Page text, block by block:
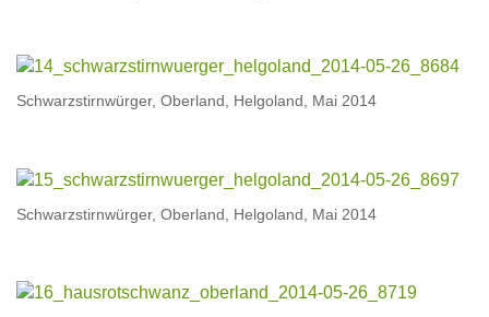
Schwarzstirnwürger, Oberland, Helgoland, Mai 2014
Schwarzstirnwürger, Oberland, Helgoland, Mai 2014